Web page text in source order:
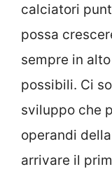
calciatori
possa
sempre in
possibili. Ci
sviluppo che
operandi
arrivare il